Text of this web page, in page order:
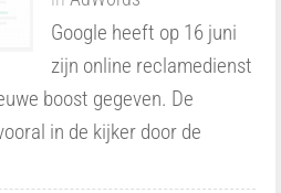
Google heeft op 16 juni
zijn online reclamedienst
boost gegeven. De
in de kijker door de